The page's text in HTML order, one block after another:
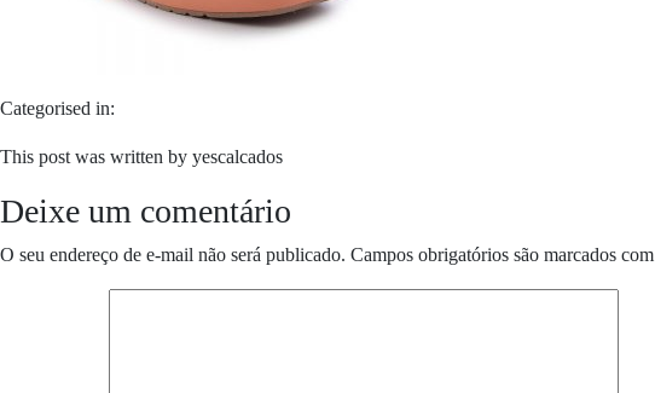
Categorised in:
This post was written by yescalcados
Deixe um comentário
O seu endereço de e-mail não será publicado. Campos obrigatórios são marcados com